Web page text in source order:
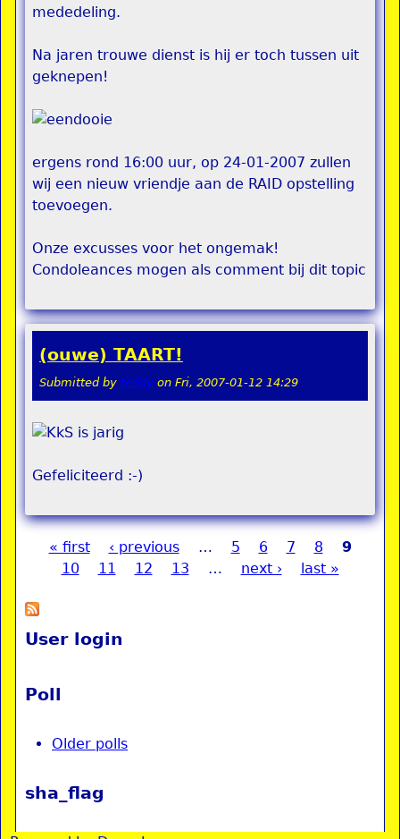
mededeling.
Na jaren trouwe dienst is hij er toch tussen uit
geknepen!
ergens rond 16:00 uur, op 24-01-2007 zullen
wij een nieuw vriendje aan de RAID opstelling
toevoegen.
Onze excusses voor het ongemak!
Condoleances mogen als comment bij dit topic
(ouwe) TAART!
Submitted by teddy on Fri, 2007-01-12 14:29
Gefeliciteerd :-)
Pages
« first ‹ previous … 5 6 7 8
9
10
11 12 13 … next › last »
User login
Poll
Older polls
sha_flag